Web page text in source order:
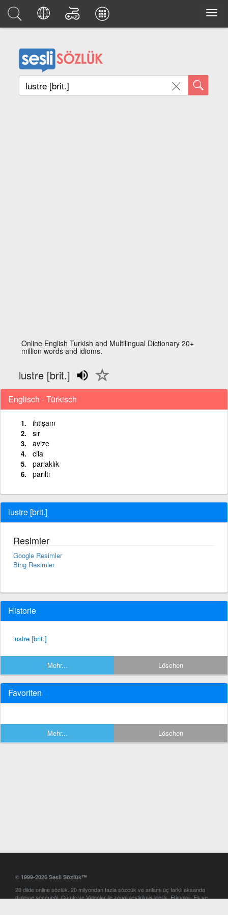
Online English Turkish and Multilingual Dictionary 20+
million words and idioms.
lustre [brit.]
Englisch - Türkisch
ihtişam
sır
avize
cila
parlaklık
parıltı
lustre [brit.]
Resimler
Google Resimler
Bing Resimler
Historie
lustre [brit.]
Mehr... Löschen
Favoriten
Mehr... Löschen
© 1999-2026 Sesli Sözlük™
20 dilde online sözlük. 20 milyondan fazla sözcük ve anlamı üç farklı aksanda
dinleme seçeneği. Cümle ve Videolar ile zenginleştirilmiş içerik. Etimoloji, Eş ve